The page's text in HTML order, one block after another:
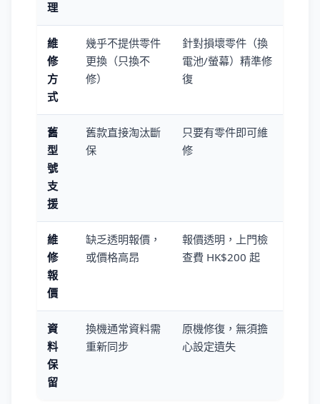
理
維
修
方
式
幾乎不提供零件
更換（只換不
修）
針對損壞零件（換
電池/螢幕）精準修
復
舊
型
號
支
援
舊款直接淘汰斷
保
只要有零件即可維
修
維
修
報
價
缺乏透明報價，
或價格高昂
報價透明，上門檢
查費 HK$200 起
資
料
保
留
換機通常資料需
重新同步
原機修復，無須擔
心設定遺失